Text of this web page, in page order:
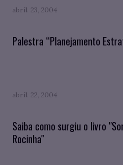
abril. 23, 2004
Palestra “Planejamento
abril. 22, 2004
Saiba como surgiu o livro
Rocinha"